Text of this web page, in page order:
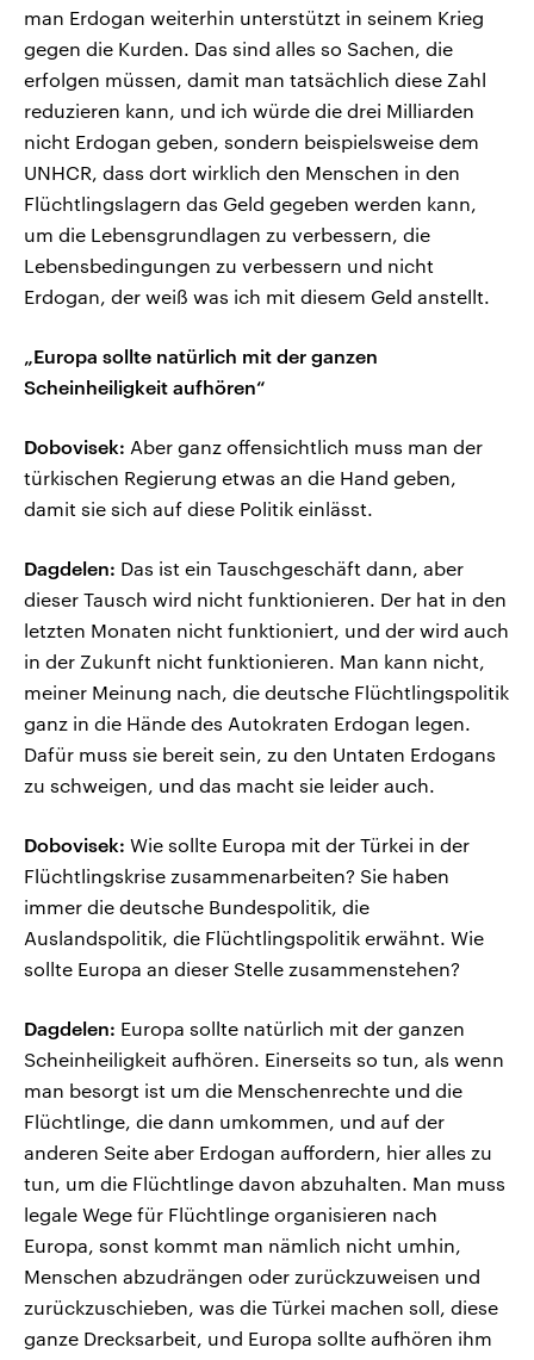
man Erdogan weiterhin unterstützt in seinem Krieg
gegen die Kurden. Das sind alles so Sachen, die
erfolgen müssen, damit man tatsächlich diese Zahl
reduzieren kann, und ich würde die drei Milliarden
nicht Erdogan geben, sondern beispielsweise dem
UNHCR, dass dort wirklich den Menschen in den
Flüchtlingslagern das Geld gegeben werden kann,
um die Lebensgrundlagen zu verbessern, die
Lebensbedingungen zu verbessern und nicht
Erdogan, der weiß was ich mit diesem Geld anstellt.
„Europa sollte natürlich mit der ganzen
Scheinheiligkeit aufhören“
Dobovisek: Aber ganz offensichtlich muss man der
türkischen Regierung etwas an die Hand geben,
damit sie sich auf diese Politik einlässt.
Dagdelen: Das ist ein Tauschgeschäft dann, aber
dieser Tausch wird nicht funktionieren. Der hat in den
letzten Monaten nicht funktioniert, und der wird auch
in der Zukunft nicht funktionieren. Man kann nicht,
meiner Meinung nach, die deutsche Flüchtlingspolitik
ganz in die Hände des Autokraten Erdogan legen.
Dafür muss sie bereit sein, zu den Untaten Erdogans
zu schweigen, und das macht sie leider auch.
Dobovisek: Wie sollte Europa mit der Türkei in der
Flüchtlingskrise zusammenarbeiten? Sie haben
immer die deutsche Bundespolitik, die
Auslandspolitik, die Flüchtlingspolitik erwähnt. Wie
sollte Europa an dieser Stelle zusammenstehen?
Dagdelen: Europa sollte natürlich mit der ganzen
Scheinheiligkeit aufhören. Einerseits so tun, als wenn
man besorgt ist um die Menschenrechte und die
Flüchtlinge, die dann umkommen, und auf der
anderen Seite aber Erdogan auffordern, hier alles zu
tun, um die Flüchtlinge davon abzuhalten. Man muss
legale Wege für Flüchtlinge organisieren nach
Europa, sonst kommt man nämlich nicht umhin,
Menschen abzudrängen oder zurückzuweisen und
zurückzuschieben, was die Türkei machen soll, diese
ganze Drecksarbeit, und Europa sollte aufhören ihm